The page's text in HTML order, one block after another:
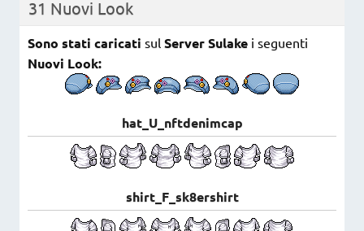
31 Nuovi Look
Sono stati caricati sul Server Sulake i seguenti
Nuovi Look:
hat_U_nftdenimcap
shirt_F_sk8ershirt